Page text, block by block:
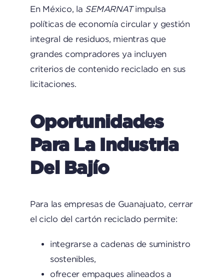
En México, la SEMARNATimpulsa
políticas de economía circular y gestión
integral de residuos, mientras que
grandes compradores ya incluyen
criterios de contenido reciclado en sus
licitaciones.
Oportunidades
Para La Industria
Del Bajío
Para las empresas de Guanajuato, cerrar
el ciclo del cartón reciclado permite:
integrarse a cadenas de suministro
sostenibles,
ofrecer empaques alineados a